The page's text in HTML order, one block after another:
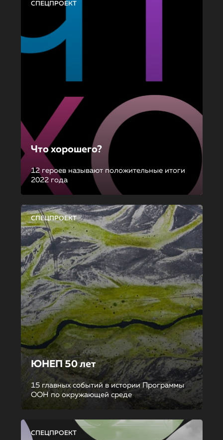
СПЕЦПРОЕКТ
Что хорошего?
12 героев называют положительные итоги
2022 года
СПЕЦПРОЕКТ
ЮНЕП 50 лет
15 главных событий в истории Программы
ООН по окружающей среде
СПЕЦПРОЕКТ